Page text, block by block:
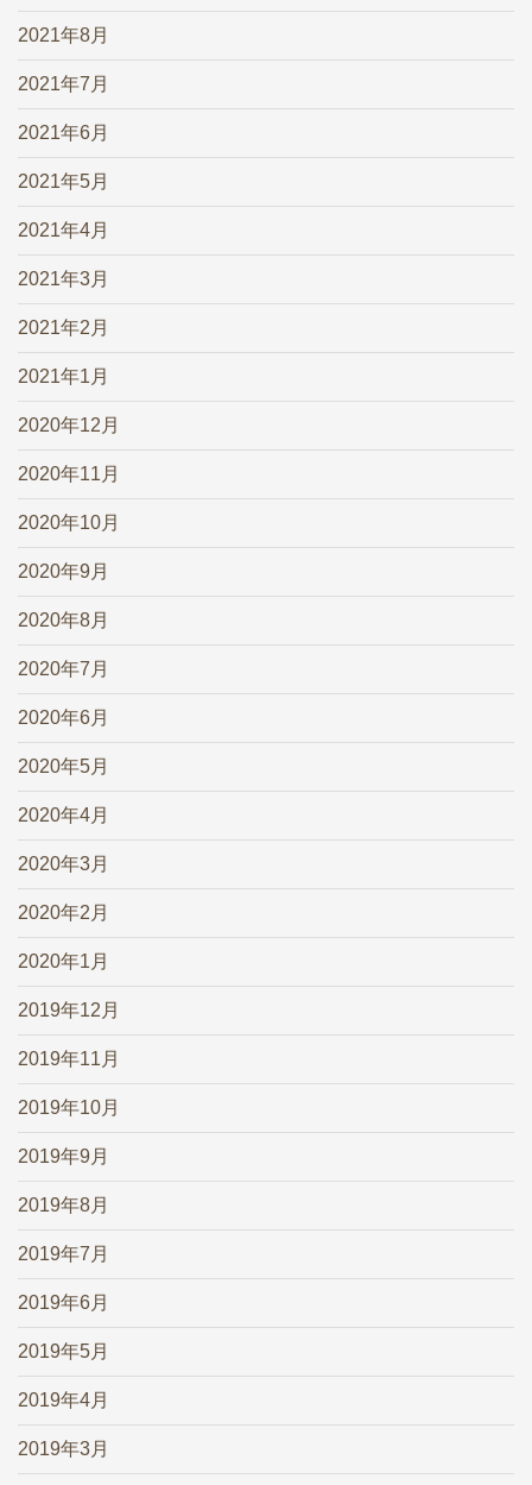
2021年8月
2021年7月
2021年6月
2021年5月
2021年4月
2021年3月
2021年2月
2021年1月
2020年12月
2020年11月
2020年10月
2020年9月
2020年8月
2020年7月
2020年6月
2020年5月
2020年4月
2020年3月
2020年2月
2020年1月
2019年12月
2019年11月
2019年10月
2019年9月
2019年8月
2019年7月
2019年6月
2019年5月
2019年4月
2019年3月